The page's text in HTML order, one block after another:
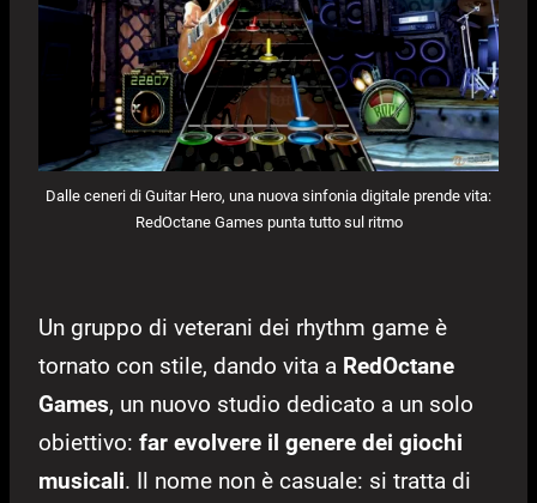
Dalle ceneri di Guitar Hero, una nuova sinfonia digitale prende vita:
RedOctane Games punta tutto sul ritmo
Un gruppo di veterani dei rhythm game è
tornato con stile, dando vita a RedOctane
Games, un nuovo studio dedicato a un solo
obiettivo: far evolvere il genere dei giochi
musicali. Il nome non è casuale: si tratta di